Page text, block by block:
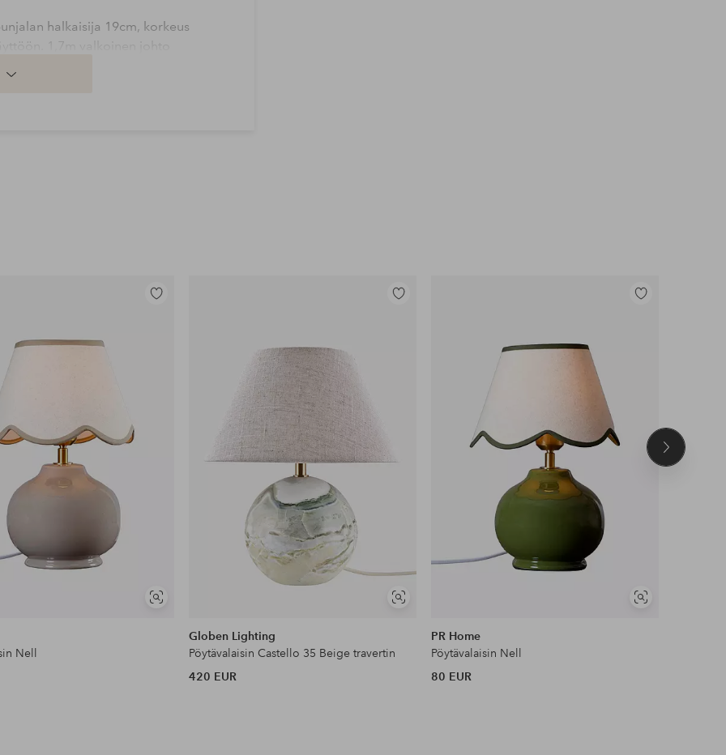
halkaisija 19cm, korkeus
1,7m valkoinen johto
täydellinen pöytävalaisin,
Muotoilu on klassinen ja ajattoman
Näytä
Lisää
Nell
Näytä
Lisää
Globen Lighting
Pöytävalaisin Castello 35 Beige travertin
420 EUR
Näytä
Lisää
PR Home
Pöytävalaisin Nell
80 EUR
Seuraava